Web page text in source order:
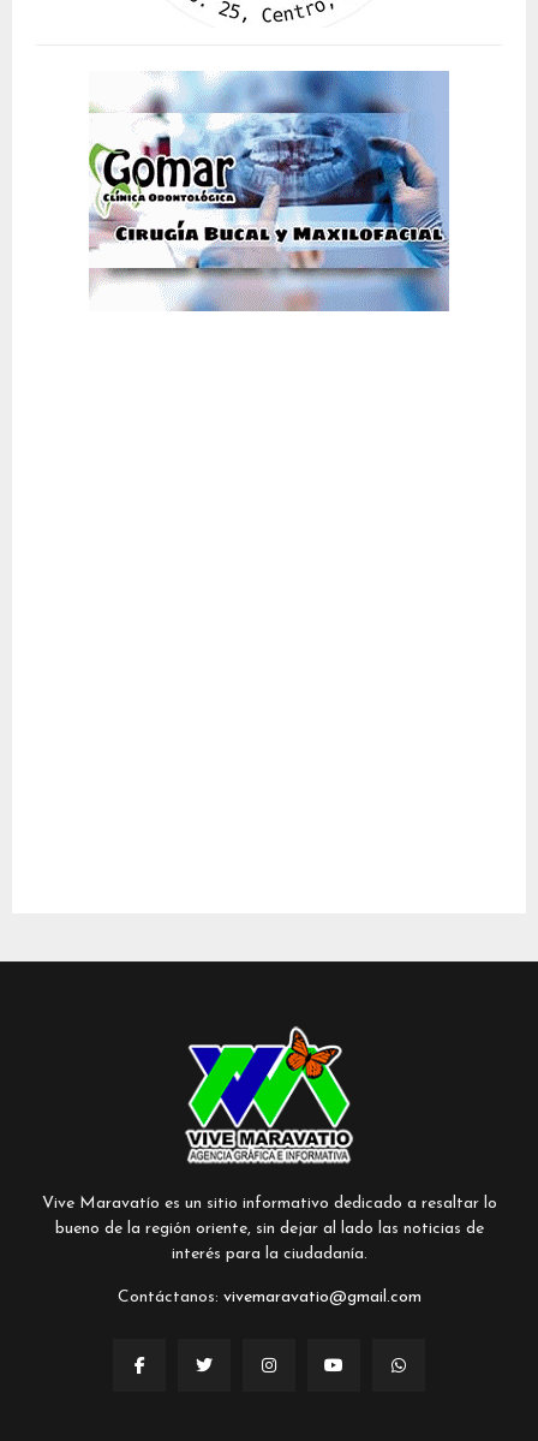
Vive Maravatío es un sitio informativo dedicado a resaltar lo
bueno de la región oriente, sin dejar al lado las noticias de
interés para la ciudadanía.
Contáctanos: vivemaravatio@gmail.com